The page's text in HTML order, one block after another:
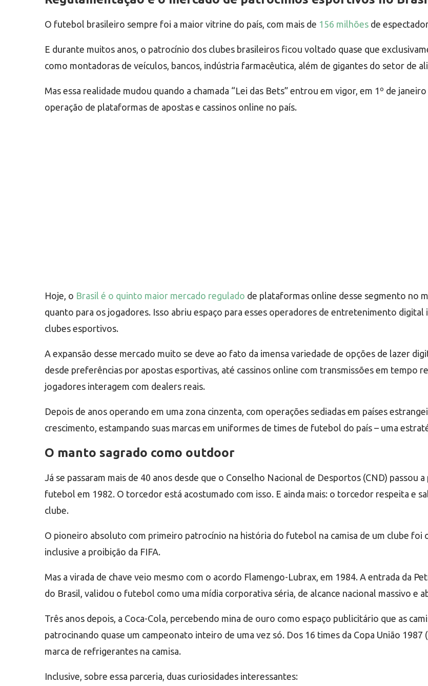
O futebol brasileiro sempre foi a maior vitrine do país, com mais de 156 milhões de
E durante muitos anos, o patrocínio dos clubes brasileiros ficou voltado quase que
como montadoras de veículos, bancos, indústria farmacêutica, além de gigantes do setor de
Mas essa realidade mudou quando a chamada “Lei das Bets” entrou em vigor, em 1º de
operação de plataformas de apostas e cassinos online no país.
Hoje, o Brasil é o quinto maior mercado regulado de plataformas online desse segmento no
quanto para os jogadores. Isso abriu espaço para esses operadores de entretenimento
clubes esportivos.
A expansão desse mercado muito se deve ao fato da imensa variedade de opções de lazer
desde preferências por apostas esportivas, até cassinos online com transmissões em tempo
jogadores interagem com dealers reais.
Depois de anos operando em uma zona cinzenta, com operações sediadas em países
crescimento, estampando suas marcas em uniformes de times de futebol do país – uma
O manto sagrado como outdoor
Já se passaram mais de 40 anos desde que o Conselho Nacional de Desportos (CND) passou
futebol em 1982. O torcedor está acostumado com isso. E ainda mais: o torcedor respeita e
clube.
O pioneiro absoluto com primeiro patrocínio na história do futebol na camisa de um clube foi
inclusive a proibição da FIFA.
Mas a virada de chave veio mesmo com o acordo Flamengo-Lubrax, em 1984. A entrada da
do Brasil, validou o futebol como uma mídia corporativa séria, de alcance nacional massivo e
Três anos depois, a Coca-Cola, percebendo mina de ouro como espaço publicitário que as
patrocinando quase um campeonato inteiro de uma vez só. Dos 16 times da Copa União
marca de refrigerantes na camisa.
Inclusive, sobre essa parceria, duas curiosidades interessantes: